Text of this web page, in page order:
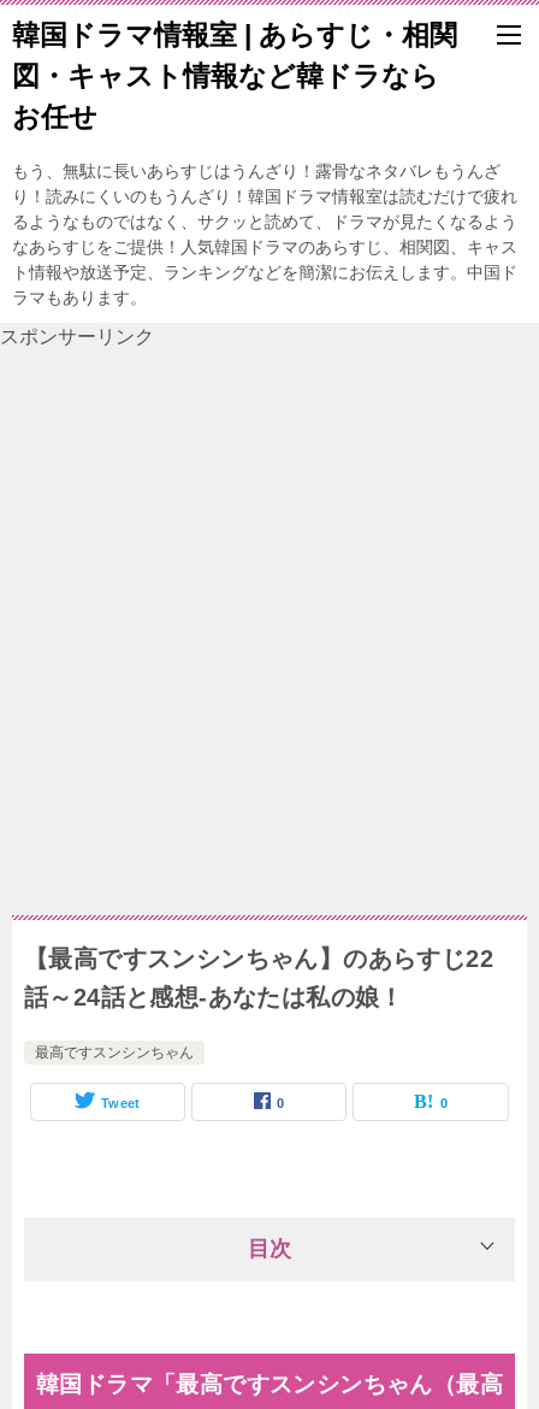
韓国ドラマ情報室 | あらすじ・相関
図・キャスト情報など韓ドラなら
お任せ
もう、無駄に長いあらすじはうんざり！露骨なネタバレもうんざ
り！読みにくいのもうんざり！韓国ドラマ情報室は読むだけで疲れ
るようなものではなく、サクッと読めて、ドラマが見たくなるよう
なあらすじをご提供！人気韓国ドラマのあらすじ、相関図、キャス
ト情報や放送予定、ランキングなどを簡潔にお伝えします。中国ド
ラマもあります。
スポンサーリンク
【最高ですスンシンちゃん】のあらすじ22
話～24話と感想-あなたは私の娘！
最高ですスンシンちゃん
Tweet 0 0
目次
韓国ドラマ「最高ですスンシンちゃん（最高